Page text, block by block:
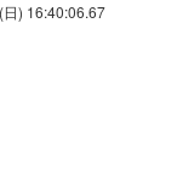
日) 16:40:06.67